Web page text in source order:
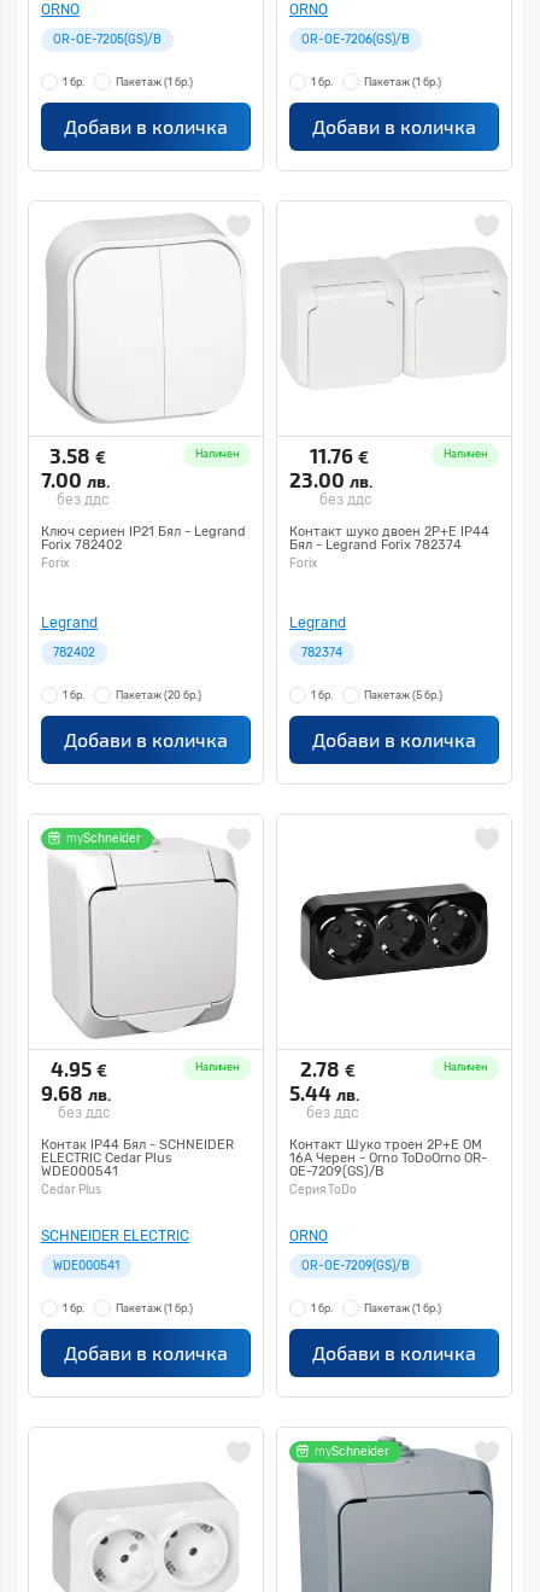
ORNO
OR-OE-7205(GS)/B
1 бр. Пакетаж (1 бр.)
Добави в количка
ORNO
OR-OE-7206(GS)/B
1 бр. Пакетаж (1 бр.)
Добави в количка
3.58 €
7.00 лв.
без ддс
Наличен
Ключ сериен IP21 Бял - Legrand
Forix 782402
Forix
Legrand
782402
1 бр. Пакетаж (20 бр.)
Добави в количка
11.76 €
23.00 лв.
без ддс
Наличен
Контакт шуко двоен 2P+E IP44
Бял - Legrand Forix 782374
Forix
Legrand
782374
1 бр. Пакетаж (5 бр.)
Добави в количка
mySchneider
4.95 €
9.68 лв.
без ддс
Наличен
Контак IP44 Бял - SCHNEIDER
ELECTRIC Cedar Plus
WDE000541
Cedar Plus
SCHNEIDER ELECTRIC
WDE000541
1 бр. Пакетаж (1 бр.)
Добави в количка
2.78 €
5.44 лв.
без ддс
Наличен
Контакт Шуко троен 2P+E ОМ
16A Черен - Orno ToDoOrno OR-
OE-7209(GS)/B
Серия ToDo
ORNO
OR-OE-7209(GS)/B
1 бр. Пакетаж (1 бр.)
Добави в количка
mySchneider